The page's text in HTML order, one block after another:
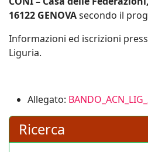
CONI – Casa delle
Informazioni ed iscrizioni
Ricerca